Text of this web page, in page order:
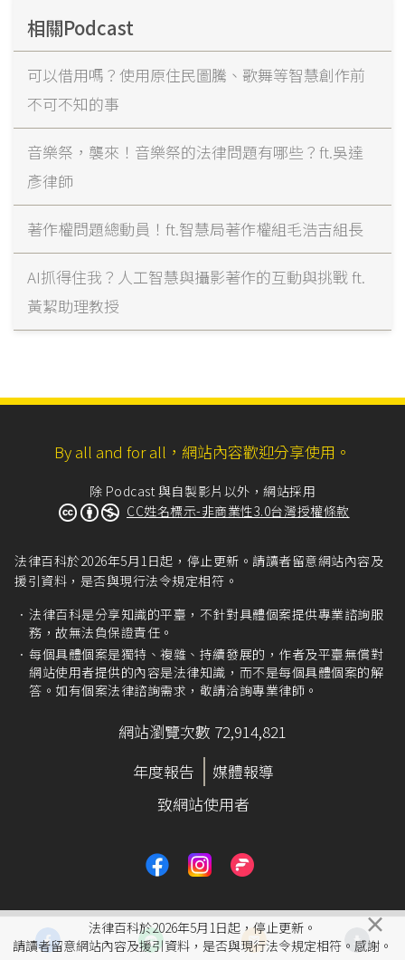
相關Podcast
可以借用嗎？使用原住民圖騰、歌舞等智慧創作前
不可不知的事
音樂祭，襲來！音樂祭的法律問題有哪些？ft.吳達
彥律師
著作權問題總動員！ft.智慧局著作權組毛浩吉組長
AI抓得住我？人工智慧與攝影著作的互動與挑戰 ft.
黃絜助理教授
By all and for all，網站內容歡迎分享使用。
除 Podcast 與自製影片以外，網站採用
CC姓名標示-非商業性3.0台灣授權條款
法律百科於2026年5月1日起，停止更新。請讀者留意網站內容及
援引資料，是否與現行法令規定相符。
法律百科是分享知識的平臺，不針對具體個案提供專業諮詢服
務，故無法負保證責任。
每個具體個案是獨特、複雜、持續發展的，作者及平臺無償對
網站使用者提供的內容是法律知識，而不是每個具體個案的解
答。如有個案法律諮詢需求，敬請洽詢專業律師。
網站瀏覽次數 72,914,821
年度報告
媒體報導
致網站使用者
法律百科於2026年5月1日起，停止更新。
請讀者留意網站內容及援引資料，是否與現行法令規定相符。感謝。
×